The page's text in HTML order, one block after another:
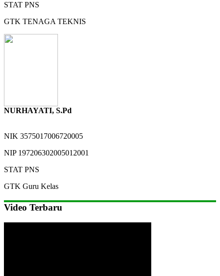
STAT PNS
GTK TENAGA TEKNIS
NURHAYATI, S.Pd
NIK 3575017006720005
NIP 197206302005012001
STAT PNS
GTK Guru Kelas
Video Terbaru